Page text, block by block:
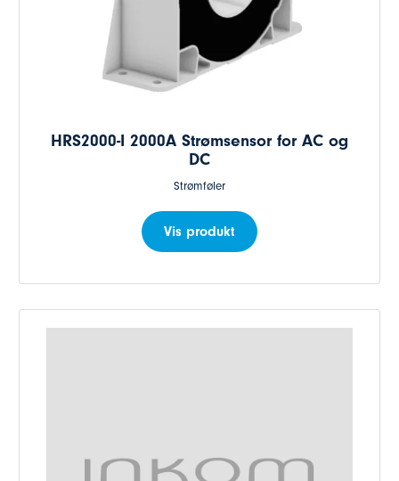
HRS2000-I 2000A Strømsensor for AC og
DC
Strømføler
Vis produkt